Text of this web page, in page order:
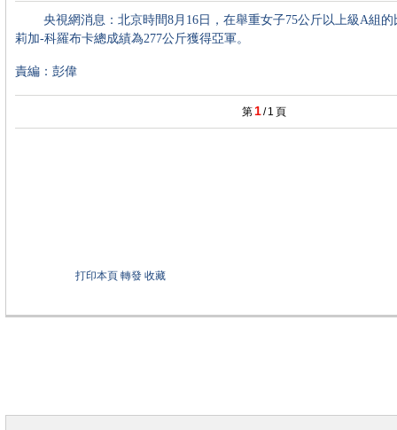
央視網消息：北京時間8月16日，在舉重女子75公斤以上級A組的
莉加-科羅布卡總成績為277公斤獲得亞軍。
責編：彭偉
第 1/ 1 頁
打印本頁 轉發 收藏